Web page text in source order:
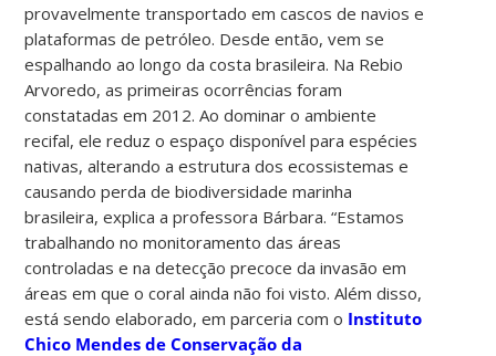
provavelmente transportado em cascos de navios e
plataformas de petróleo. Desde então, vem se
espalhando ao longo da costa brasileira. Na Rebio
Arvoredo, as primeiras ocorrências foram
constatadas em 2012. Ao dominar o ambiente
recifal, ele reduz o espaço disponível para espécies
nativas, alterando a estrutura dos ecossistemas e
causando perda de biodiversidade marinha
brasileira, explica a professora Bárbara.“Estamos
trabalhando no monitoramento das áreas
controladas e na detecção precoce da invasão em
áreas em que o coral ainda não foi visto. Além disso,
está sendo elaborado, em parceria com o Instituto
Chico Mendes de Conservação da